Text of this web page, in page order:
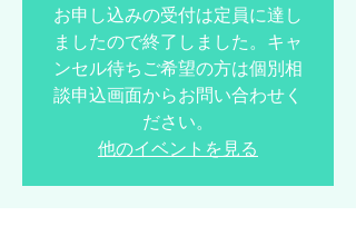
お申し込みの受付は定員に達し
ましたので終了しました。キャ
ンセル待ちご希望の方は個別相
談申込画面からお問い合わせく
ださい。
他のイベントを見る